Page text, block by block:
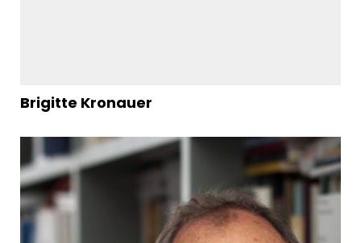
Brigitte Kronauer